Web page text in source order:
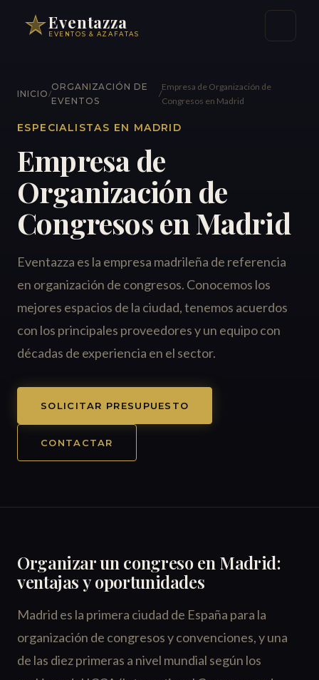
Eventazza
EVENTOS & AZAFATAS
INICIO/
ORGANIZACIÓN DE
EVENTOS
/
Empresa de Organización de
Congresos en Madrid
ESPECIALISTAS EN MADRID
Empresa de
Organización de
Congresos en Madrid
Eventazza es la empresa madrileña de referencia
en organización de congresos. Conocemos los
mejores espacios de la ciudad, tenemos acuerdos
con los principales proveedores y un equipo con
décadas de experiencia en el sector.
SOLICITAR PRESUPUESTO
CONTACTAR
Organizar un congreso en Madrid:
ventajas y oportunidades
Madrid es la primera ciudad de España para la
organización de congresos y convenciones, y una
de las diez primeras a nivel mundial según los